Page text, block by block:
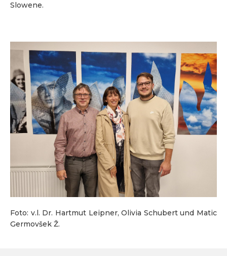
Slowene.
Foto: v.l. Dr. Hartmut Leipner, Olivia Schubert und Matic
Germovšek Ž.